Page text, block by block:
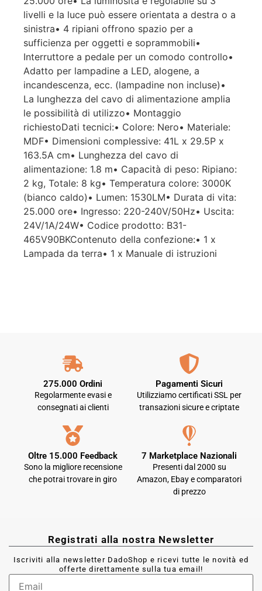
livelli e la luce può essere orientata a destra o a
sinistra• 4 ripiani offrono spazio per a
sufficienza per oggetti e soprammobili•
Interruttore a pedale per un comodo controllo•
Adatto per lampadine a LED, alogene, a
incandescenza, ecc. (lampadine non incluse)•
La lunghezza del cavo di alimentazione amplia
le possibilità di utilizzo• Montaggio
richiestoDati tecnici:• Colore: Nero• Materiale:
MDF• Dimensioni complessive: 41L x 29.5P x
163.5A cm• Lunghezza del cavo di
alimentazione: 1.8 m• Capacità di peso: Ripiano:
2 kg, Totale: 8 kg• Temperatura colore: 3000K
(bianco caldo)• Lumen: 1530LM• Durata di vita:
25.000 ore• Ingresso: 220-240V/50Hz• Uscita:
24V/1A/24W• Codice prodotto: B31-
465V90BKContenuto della confezione:• 1 x
Lampada da terra• 1 x Manuale di istruzioni
275.000 Ordini
Regolarmente evasi e
consegnati ai clienti
Pagamenti Sicuri
Utilizziamo certificati SSL per
transazioni sicure e criptate
Oltre 15.000 Feedback
Sono la migliore recensione
che potrai trovare in giro
7 Marketplace Nazionali
Presenti dal 2000 su
Amazon, Ebay e comparatori
di prezzo
Registrati alla nostra Newsletter
Iscriviti alla newsletter DadoShop e ricevi tutte le novità ed
offerte direttamente sulla tua email!